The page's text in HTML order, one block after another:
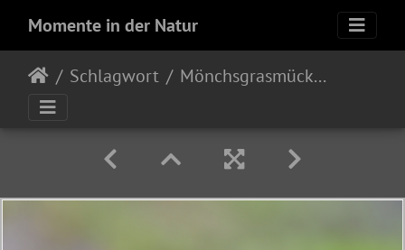
Momente in der Natur
Schlagwort Mönchsgrasmücke (Sylvia atricapilla)